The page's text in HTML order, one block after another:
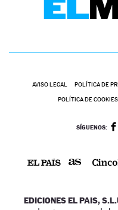
AVISO LEGAL POLÍTICA DE
POLÍTICA DE COOKIES
SÍGUENOS:
EDICIONES EL PAIS,